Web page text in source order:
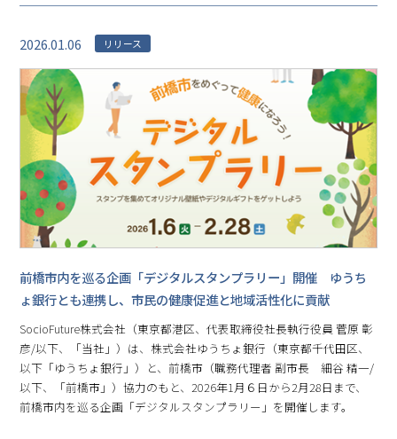
2026.01.06 リリース
前橋市内を巡る企画「デジタルスタンプラリー」開催 ゆうち
ょ銀行とも連携し、市民の健康促進と地域活性化に貢献
SocioFuture株式会社（東京都港区、代表取締役社長執行役員 菅原 彰
彦/以下、「当社」）は、株式会社ゆうちょ銀行（東京都千代田区、
以下「ゆうちょ銀行」）と、前橋市（職務代理者 副市長 細谷 精一/
以下、「前橋市」）協力のもと、2026年1月６日から2月28日まで、
前橋市内を巡る企画「デジタルスタンプラリー」を開催します。